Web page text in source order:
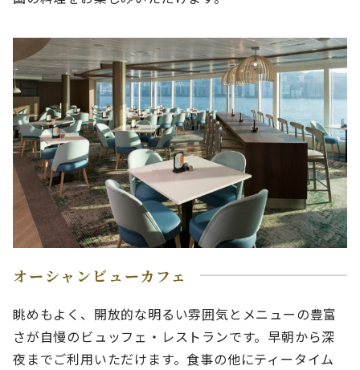
オーシャンビューカフェ
眺めもよく、開放的な明るい雰囲気とメニューの豊富
さが自慢のビュッフェ・レストランです。早朝から深
夜までご利用いただけます。食事の他にティータイム